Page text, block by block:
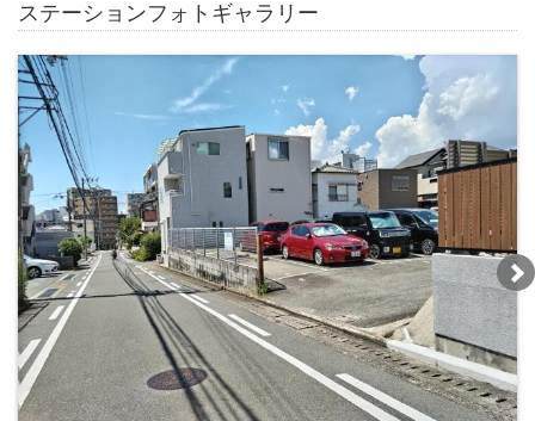
ステーションフォトギャラリー